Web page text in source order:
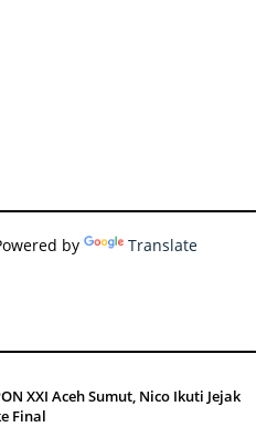
by Translate
XXI Aceh Sumut, Nico Ikuti Jejak
Final